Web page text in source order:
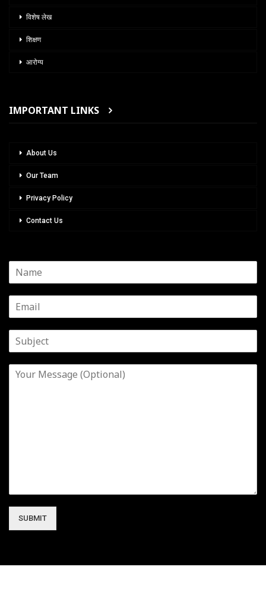
विशेष लेख
शिक्षण
आरोग्य
IMPORTANT LINKS
About Us
Our Team
Privacy Policy
Contact Us
SUBMIT